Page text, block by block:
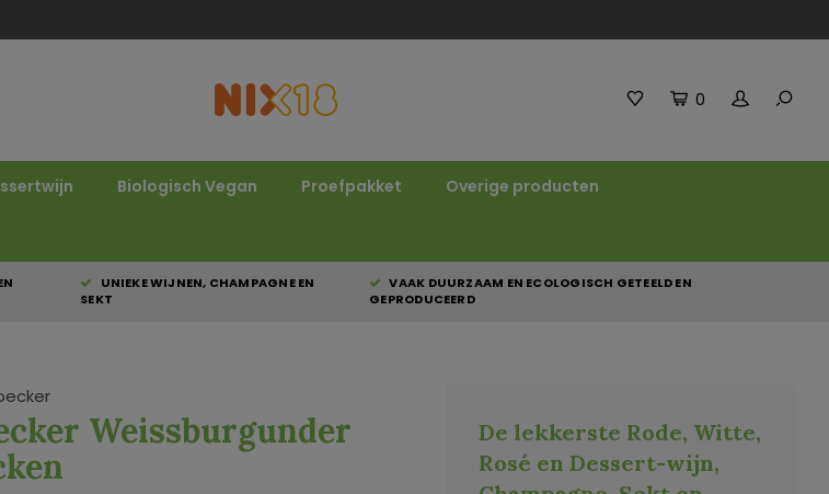
0
Biologisch Vegan Proefpakket Overige producten
UNIEKE WIJNEN, CHAMPAGNE EN
SEKT
VAAK DUURZAAM EN ECOLOGISCH GETEELD EN
GEPRODUCEERD
Weissburgunder
De lekkerste Rode, Witte,
Rosé en Dessert-wijn,